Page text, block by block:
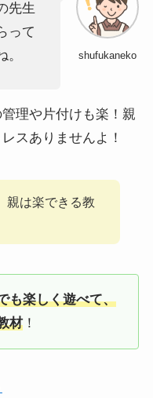
shufukaneko
先生
って
。
理や片付けも楽！親
スありませんよ！
親は楽できる教
も楽しく遊べて、
材！